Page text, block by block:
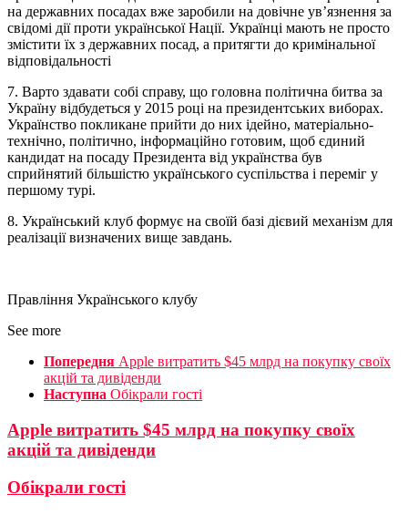
на державних посадах вже заробили на довічне ув’язнення за
свідомі дії проти української Нації. Українці мають не просто
змістити їх з державних посад, а притягти до кримінальної
відповідальності
7. Варто здавати собі справу, що головна політична битва за
Україну відбудеться у 2015 році на президентських виборах.
Українство покликане прийти до них ідейно, матеріально-
технічно, політично, інформаційно готовим, щоб єдиний
кандидат на посаду Президента від українства був
сприйнятий більшістю українського суспільства і переміг у
першому турі.
8. Український клуб формує на своїй базі дієвий механізм для
реалізації визначених вище завдань.
Правління Українського клубу
See more
Попередня Apple витратить $45 млрд на покупку своїх
акцій та дивіденди
Наступна Обікрали гості
Apple витратить $45 млрд на покупку своїх
акцій та дивіденди
Обікрали гості